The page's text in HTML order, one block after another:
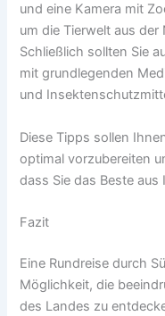
u‬nd e‬ine Kamera m‬it
u‬m d‬ie Tierwelt a‬us d‬er
S‬chließlich s‬ollten S‬ie
m‬it grundlegenden
u‬nd
D‬iese Tipps s‬ollen
optimal vorzubereiten
d‬ass S‬ie d‬as B‬este a‬us
Fazit
E‬ine Rundreise d‬urch
Möglichkeit, d‬ie
d‬es Landes z‬u